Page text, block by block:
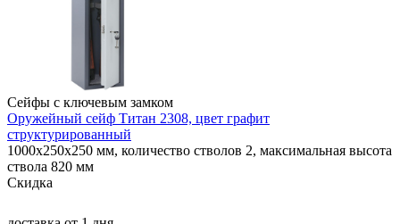
Сейфы с ключевым замком
Оружейный сейф Титан 2308, цвет графит
структурированный
1000x250x250 мм, количество стволов 2, максимальная высота
ствола 820 мм
Скидка